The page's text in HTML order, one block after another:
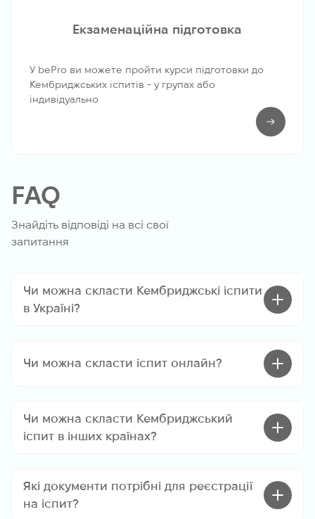
Екзаменаційна підготовка
У bePro ви можете пройти курси підготовки до
Кембриджських іспитів - у групах або
індивідуально
FAQ
Знайдіть відповіді на всі свої
запитання
Чи можна скласти Кембриджські іспити
в Україні?
Чи можна скласти іспит онлайн?
Чи можна скласти Кембриджський
іспит в інших країнах?
Які документи потрібні для реєстрації
на іспит?